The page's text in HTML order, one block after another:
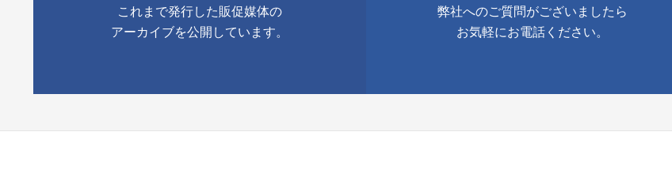
これまで発行した販促媒体の
アーカイブを公開しています。
弊社へのご質問がございましたら
お気軽にお電話ください。